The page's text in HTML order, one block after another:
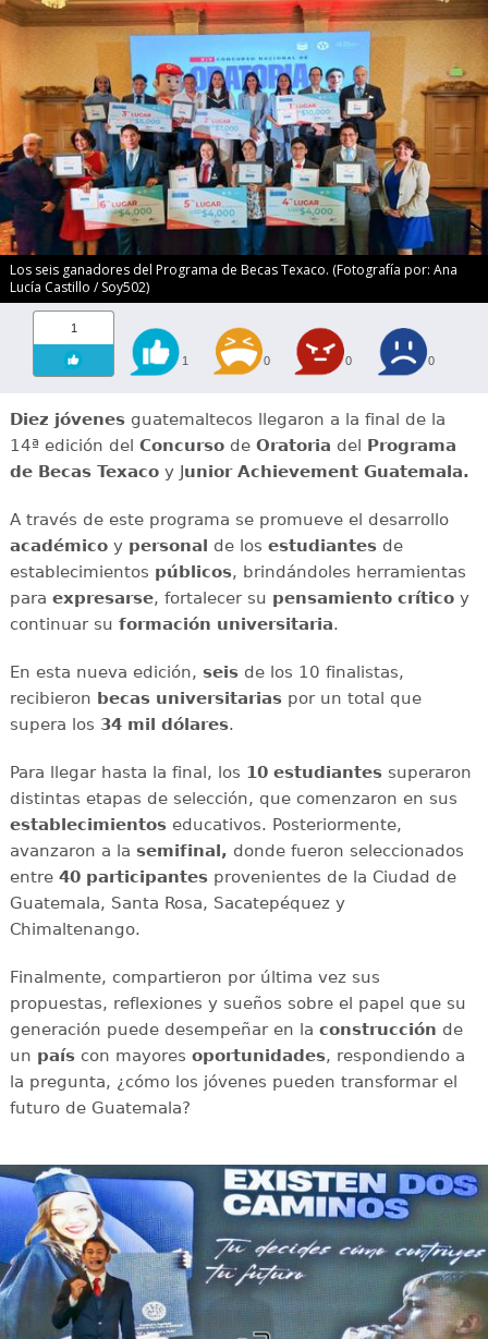
Los seis ganadores del Programa de Becas Texaco. (Fotografía por: Ana
Lucía Castillo / Soy502)
1
1 0 0 0
Diez jóvenesguatemaltecos llegaron a la final de la
14ª edición del ConcursodeOratoria del Programa
de Becas Texacoy Junior Achievement Guatemala.
A través de este programa se promueve el desarrollo
académicoy personal de los estudiantesde
establecimientos públicos, brindándoles herramientas
para expresarse, fortalecer su pensamiento críticoy
continuar su formación universitaria.
En esta nueva edición, seisde los 10 finalistas,
recibieron becas universitariaspor un total que
supera los 34 mil dólares.
Para llegar hasta la final, los 10 estudiantessuperaron
distintas etapas de selección, que comenzaron en sus
establecimientoseducativos. Posteriormente,
avanzaron a la semifinal, donde fueron seleccionados
entre 40 participantesprovenientes de la Ciudad de
Guatemala, Santa Rosa, Sacatepéquez y
Chimaltenango.
Finalmente, compartieron por última vez sus
propuestas, reflexiones y sueños sobre el papel que su
generación puede desempeñar en la construcción de
un paíscon mayores oportunidades, respondiendo a
la pregunta, ¿cómo los jóvenes pueden transformar el
futuro de Guatemala?